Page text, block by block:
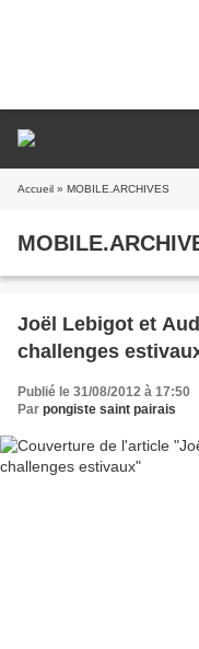
Accueil » MOBILE.ARCHIVES
Joël Lebigot et
challenges
Publié le 31/08/2012 à 17:50
Par pongiste saint pairais